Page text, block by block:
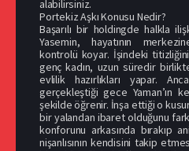
alabilirsiniz.
Portekiz Aşkı Konusu Nedir?
Başarılı bir holdingde halkla
Yasemin, hayatının
kontrolü koyar. İşindeki
genç kadın, uzun süredir
evlilik hazırlıkları yapar.
gerçekleştiği gece Yaman’ın
şekilde öğrenir. İnşa ettiği o
bir yalandan ibaret olduğunu
konforunu arkasında bırakıp
nişanlısının kendisini takip